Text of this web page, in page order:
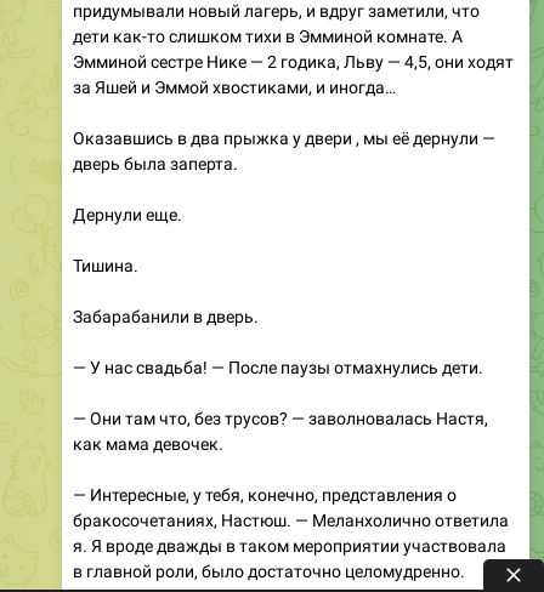
придумывали новый лагерь, и вдруг заметили, что
дети как-то слишком тихи в Эмминой комнате. А
Эмминой сестре Нике — 2 годика, Льву — 4,5, они ходят
за Яшей и Эммой хвостиками, и иногда…
Оказавшись в два прыжка у двери , мы её дернули —
дверь была заперта.
Дернули еще.
Тишина.
Забарабанили в дверь.
— У нас свадьба! — После паузы отмахнулись дети.
— Они там что, без трусов? — заволновалась Настя,
как мама девочек.
— Интересные, у тебя, конечно, представления о
бракосочетаниях, Настюш. — Меланхолично ответила
я. Я вроде дважды в таком мероприятии участвовала
в главной роли, было достаточно целомудренно.